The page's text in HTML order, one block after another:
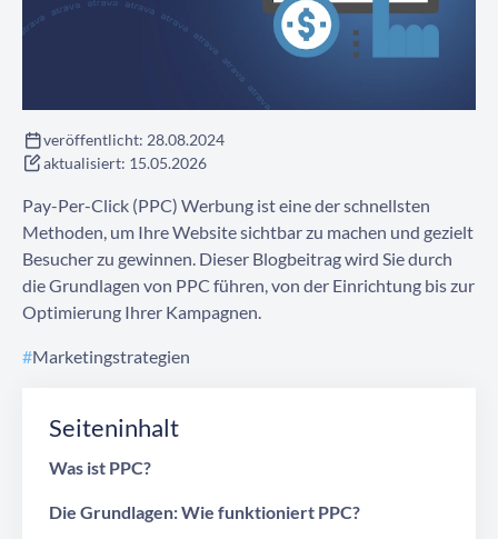
Kontaktieren Sie uns
veröffentlicht: 28.08.2024
aktualisiert: 15.05.2026
Pay-Per-Click (PPC) Werbung ist eine der schnellsten
Methoden, um Ihre Website sichtbar zu machen und gezielt
Besucher zu gewinnen. Dieser Blogbeitrag wird Sie durch
die Grundlagen von PPC führen, von der Einrichtung bis zur
Optimierung Ihrer Kampagnen.
#Marketingstrategien
Seiteninhalt
Was ist PPC?
Die Grundlagen: Wie funktioniert PPC?